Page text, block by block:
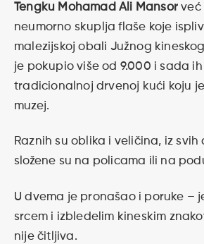
Tengku Mohamad Ali Mansor već
neumorno skuplja flaše koje
malezijskoj obali Južnog
je pokupio više od 9.000 i sada ih
tradicionalnoj drvenoj kući koju
muzej.
Raznih su oblika i veličina, iz
složene su na policama ili na
U dvema je pronašao i poruke –
srcem i izbledelim kineskim
nije čitljiva.